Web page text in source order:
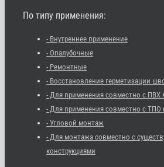
По типу применения:
- Внутреннее применение
- Опалубочные
- Ремонтные
- Восстановление герметизации
- Для применения совместно с ПВХ
- Для применения совместно с ТПО
- Угловой монтаж
- Для монтажа совместно с
конструкциями